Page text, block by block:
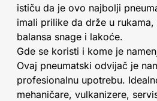
ističu da je ovo najbolji
imali prilike da drže u
balansa snage i lakoće.
Gde se koristi i kome je
Ovaj pneumatski odvijač je
profesionalnu upotrebu.
mehaničare, vulkanizere,